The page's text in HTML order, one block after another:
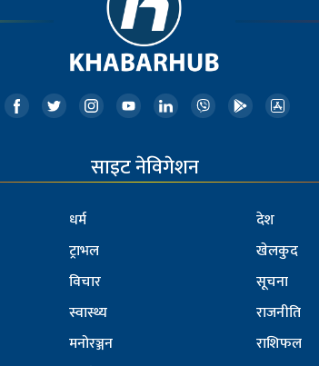
साइट नेविगेशन
धर्म
ट्राभल
विचार
स्वास्थ्य
मनोरञ्जन
देश
खेलकुद
सूचना
राजनीति
राशिफल